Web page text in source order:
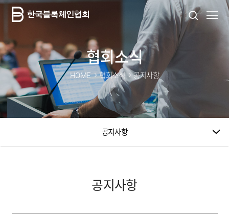
협회소식
HOME 협회소식 공지사항
공지사항
공지사항